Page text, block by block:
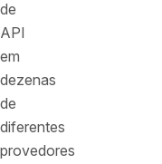
de
API
em
dezenas
de
diferentes
provedores